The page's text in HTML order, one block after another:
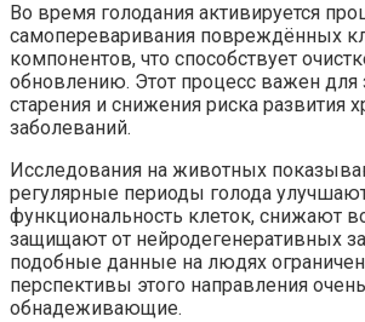
Во время голодания активируется
самопереваривания повреждённых
компонентов, что способствует
обновлению. Этот процесс важен для
старения и снижения риска развития
заболеваний.
Исследования на животных
регулярные периоды голода
функциональность клеток, снижают
защищают от нейродегенеративных
подобные данные на людях
перспективы этого направления очень
обнадеживающие.